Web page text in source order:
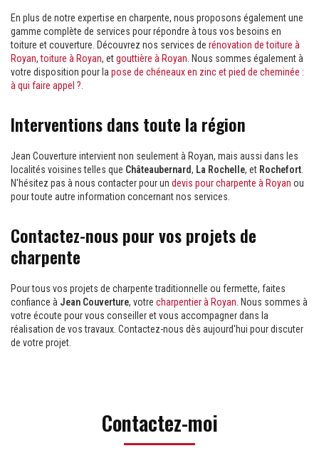
En plus de notre expertise en charpente, nous proposons également une
gamme complète de services pour répondre à tous vos besoins en
toiture et couverture. Découvrez nos services de rénovation de toiture à
Royan,toiture à Royan, etgouttière à Royan. Nous sommes également à
votre disposition pour lapose de chéneaux en zinc et pied de cheminée :
à qui faire appel ?.
Interventions dans toute la région
Jean Couverture intervient non seulement à Royan, mais aussi dans les
localités voisines telles que Châteaubernard, La Rochelle, et Rochefort.
N'hésitez pas à nous contacter pour un devis pour charpente à Royan ou
pour toute autre information concernant nos services.
Contactez-nous pour vos projets de
charpente
Pour tous vos projets de charpente traditionnelle ou fermette, faites
confiance à Jean Couverture, votre charpentier à Royan. Nous sommes à
votre écoute pour vous conseiller et vous accompagner dans la
réalisation de vos travaux. Contactez-nous dès aujourd'hui pour discuter
de votre projet.
Contactez-moi